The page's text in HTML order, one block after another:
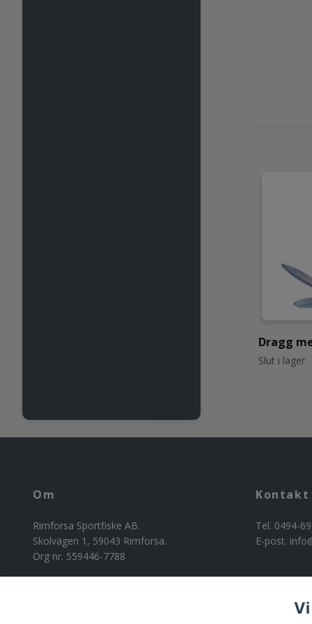
Dragg
Slut i lager
Om
Rimforsa Sportfiske AB.
Skolvägen 1, 59043 Rimforsa.
Org nr. 559446-7788
Kontakt
Tel. 0494-
E-post.